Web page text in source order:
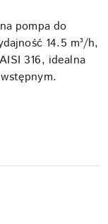
pompa do
14.5 m³/h,
316, idealna